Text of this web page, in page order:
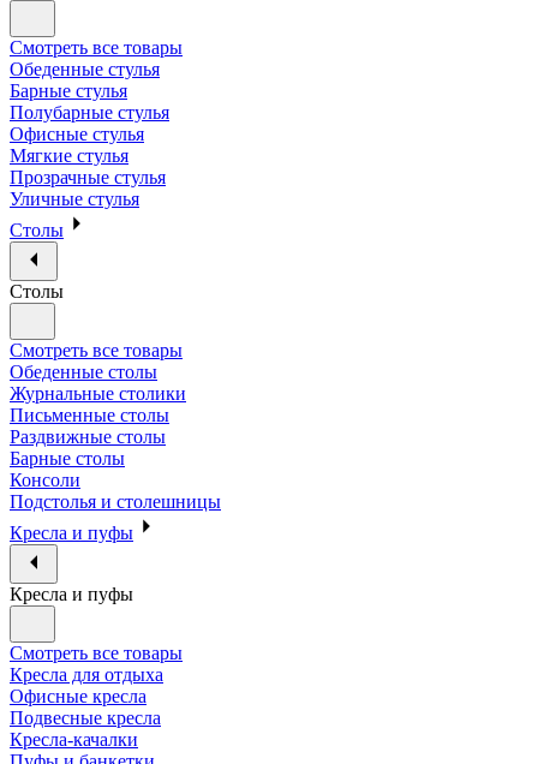
Смотреть все товары
Обеденные стулья
Барные стулья
Полубарные стулья
Офисные стулья
Мягкие стулья
Прозрачные стулья
Уличные стулья
Столы
Столы
Смотреть все товары
Обеденные столы
Журнальные столики
Письменные столы
Раздвижные столы
Барные столы
Консоли
Подстолья и столешницы
Кресла и пуфы
Кресла и пуфы
Смотреть все товары
Кресла для отдыха
Офисные кресла
Подвесные кресла
Кресла-качалки